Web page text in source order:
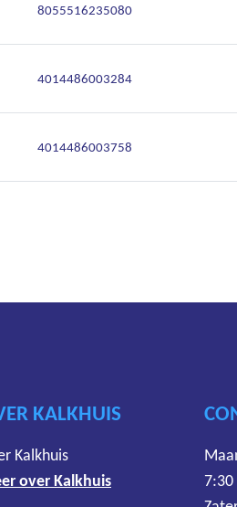
8055516235080
4014486003284
4014486003758
KALKHUIS
Kalkhuis
over Kalkhuis
7:30